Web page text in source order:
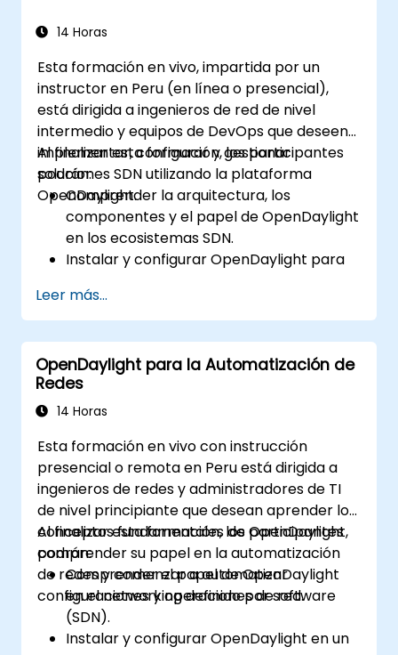
externos y dispositivos de red.
14 Horas
Esta formación en vivo, impartida por un
instructor en Peru (en línea o presencial),
está dirigida a ingenieros de red de nivel
intermedio y equipos de DevOps que deseen
implementar, configurar y gestionar
soluciones SDN utilizando la plataforma
OpenDaylight.
Al finalizar esta formación, los participantes
podrán:
Comprender la arquitectura, los
componentes y el papel de OpenDaylight
en los ecosistemas SDN.
Instalar y configurar OpenDaylight para
Desarrollar e implementar flujos de red
utilizando controladores OpenDaylight.
Integrar OpenDaylight con dispositivos
habilitados para SDN y redes existentes.
Diagnosticar problemas y optimizar las
implementaciones de OpenDaylight para
Leer más...
OpenDaylight para la Automatización de
Redes
14 Horas
Esta formación en vivo con instrucción
presencial o remota en Peru está dirigida a
ingenieros de redes y administradores de TI
de nivel principiante que desean aprender los
conceptos fundamentales de OpenDaylight,
comprender su papel en la automatización
de redes y comenzar a automatizar
configuraciones y operaciones de red.
Al finalizar esta formación, los participantes
podrán:
Comprender el papel de OpenDaylight
en el networking definido por software
(SDN).
Instalar y configurar OpenDaylight en un